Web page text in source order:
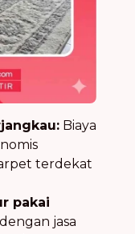
Biaya
terdekat
pakai
jasa